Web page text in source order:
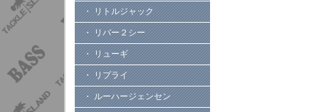
・ リトルジャック
・ リバー２シー
・ リューギ
・ リプライ
・ ルーハージェンセン